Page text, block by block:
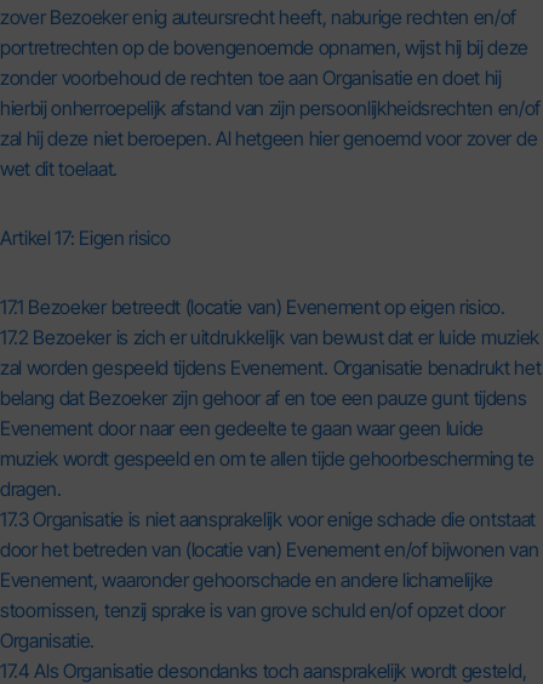
zover Bezoeker enig auteursrecht heeft, naburige rechten en/of
portretrechten op de bovengenoemde opnamen, wijst hij bij deze
zonder voorbehoud de rechten toe aan Organisatie en doet hij
hierbij onherroepelijk afstand van zijn persoonlijkheidsrechten en/of
zal hij deze niet beroepen. Al hetgeen hier genoemd voor zover de
wet dit toelaat.
Artikel 17: Eigen risico
17.1 Bezoeker betreedt (locatie van) Evenement op eigen risico.
17.2 Bezoeker is zich er uitdrukkelijk van bewust dat er luide muziek
zal worden gespeeld tijdens Evenement. Organisatie benadrukt het
belang dat Bezoeker zijn gehoor af en toe een pauze gunt tijdens
Evenement door naar een gedeelte te gaan waar geen luide
muziek wordt gespeeld en om te allen tijde gehoorbescherming te
dragen.
17.3 Organisatie is niet aansprakelijk voor enige schade die ontstaat
door het betreden van (locatie van) Evenement en/of bijwonen van
Evenement, waaronder gehoorschade en andere lichamelijke
stoornissen, tenzij sprake is van grove schuld en/of opzet door
Organisatie.
17.4 Als Organisatie desondanks toch aansprakelijk wordt gesteld,